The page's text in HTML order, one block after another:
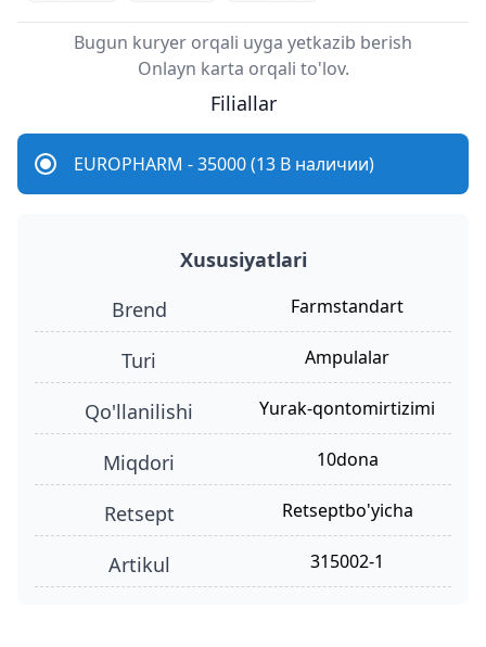
Bugun kuryer orqali uyga yetkazib berish
Onlayn karta orqali to'lov.
Filiallar
EUROPHARM - 35000 (13 В наличии)
Xususiyatlari
Brend
Farmstandart
turi ampulalar
qo'llanilishi yurak-qontomirtizimi
miqdori 10dona
retsept retseptbo'yicha
Artikul 315002-1